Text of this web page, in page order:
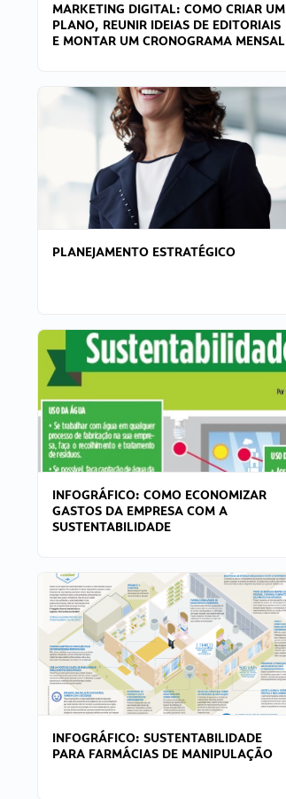
MARKETING DIGITAL: COMO CRIAR UM
PLANO, REUNIR IDEIAS DE EDITORIAIS
E MONTAR UM CRONOGRAMA MENSAL
PLANEJAMENTO ESTRATÉGICO
INFOGRÁFICO: COMO ECONOMIZAR
GASTOS DA EMPRESA COM A
SUSTENTABILIDADE
INFOGRÁFICO: SUSTENTABILIDADE
PARA FARMÁCIAS DE MANIPULAÇÃO